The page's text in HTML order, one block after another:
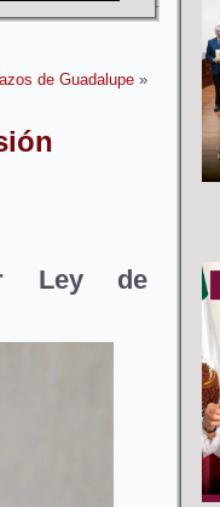
de Guadalupe »
Ley de